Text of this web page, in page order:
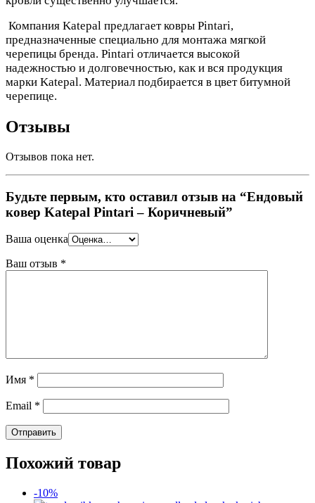
Компания Katepal предлагает ковры Pintari,
предназначенные специально для монтажа мягкой
черепицы бренда. Pintari отличается высокой
надежностью и долговечностью, как и вся продукция
марки Katepal. Материал подбирается в цвет битумной
черепице.
Отзывы
Отзывов пока нет.
Будьте первым, кто оставил отзыв на “Ендовый
ковер Katepal Pintari – Коричневый”
Ваша оценка
Ваш отзыв *
Имя *
Email *
Похожий товар
-10%